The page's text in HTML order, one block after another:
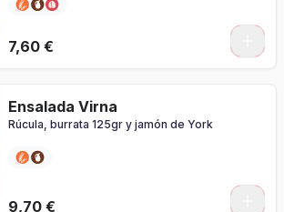
7,60 €
Ensalada Virna
Rúcula, burrata 125gr y jamón de York
9,70 €